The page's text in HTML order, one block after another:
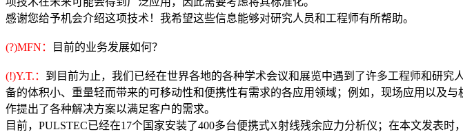
感谢您给予机会介绍这项技术！我希望这些信息能够对研究人员和工程师有所帮助。
(?)MFN： 目前的业务发展如何？
(!)Y.T.： 到目前为止，我们已经在世界各地的各种学术会议和展览中遇到了许多工程师和研
备的体积小、重量轻而带来的可移动性和便携性有需求的各应用领域；例如，现场应用以及
作提出了各种解决方案以满足客户的需求。
目前，PULSTEC已经在17个国家安装了400多台便携式X射线残余应力分析仪；在本文发表时